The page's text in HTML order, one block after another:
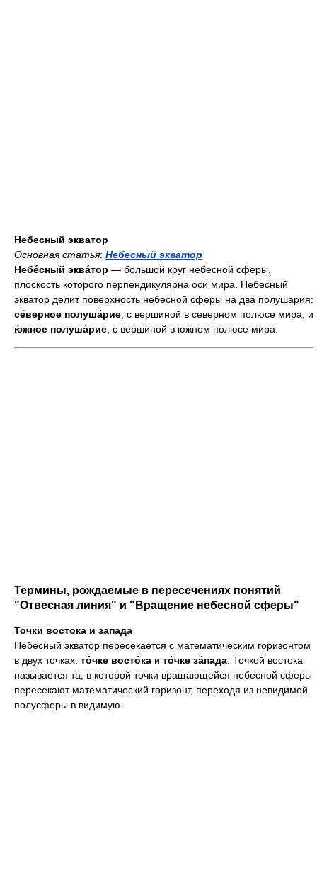
Небесный экватор
Основная статья: Небесный экватор
Небе́сный эква́тор — большой круг небесной сферы,
плоскость которого перпендикулярна оси мира. Небесный
экватор делит поверхность небесной сферы на два полушария:
се́верное полуша́рие , с вершиной в северном полюсе мира, и
ю́жное полуша́рие , с вершиной в южном полюсе мира.
Термины, рождаемые в пересечениях понятий
"Отвесная линия" и "Вращение небесной сферы"
Точки востока и запада
Небесный экватор пересекается с математическим горизонтом
в двух точках: то́чке восто́ка и то́чке за́пада . Точкой востока
называется та, в которой точки вращающейся небесной сферы
пересекают математический горизонт, переходя из невидимой
полусферы в видимую.